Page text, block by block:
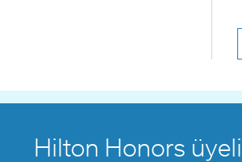
Hilton Honors